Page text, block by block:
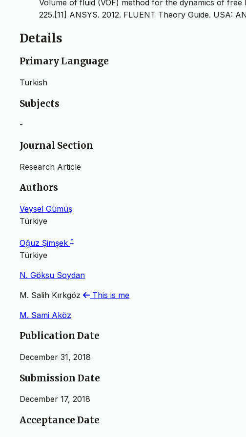
Volume of fluid (VOF) method for the dynamics of
225.[11] ANSYS. 2012. FLUENT Theory Guide. USA:
Details
Primary Language
Turkish
Subjects
-
Journal Section
Research Article
Authors
Veysel Gümüş
Türkiye
Oğuz Şimşek *
Türkiye
N. Göksu Soydan
M. Salih Kırkgöz This is me
M. Sami Aköz
Publication Date
December 31, 2018
Submission Date
December 17, 2018
Acceptance Date